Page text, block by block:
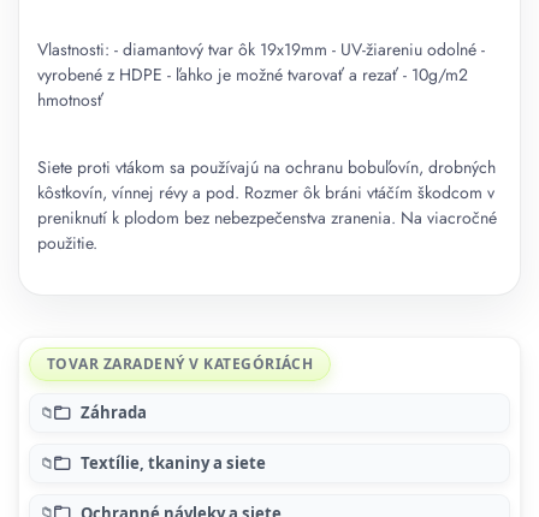
Vlastnosti: - diamantový tvar ôk 19x19mm - UV-žiareniu odolné -
vyrobené z HDPE - ľahko je možné tvarovať a rezať - 10g/m2
hmotnosť
Siete proti vtákom sa používajú na ochranu bobuľovín, drobných
kôstkovín, vínnej révy a pod. Rozmer ôk bráni vtáčím škodcom v
preniknutí k plodom bez nebezpečenstva zranenia. Na viacročné
použitie.
TOVAR ZARADENÝ V KATEGÓRIÁCH
Záhrada
Textílie, tkaniny a siete